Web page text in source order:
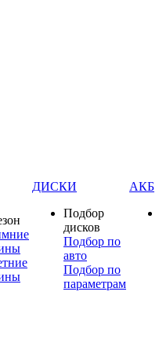
ДИСКИ
Подбор
дисков
Подбор по
авто
Подбор по
параметрам
АКБ